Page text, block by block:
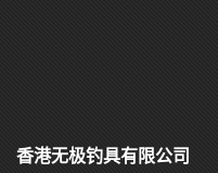
香港无极钓具有限公司